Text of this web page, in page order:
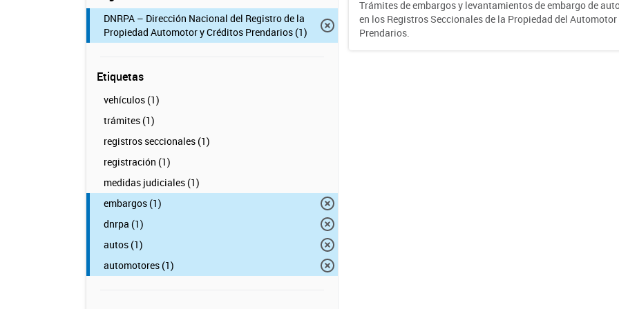
DNRPA – Dirección Nacional del Registro de la
Propiedad Automotor y Créditos Prendarios (1)
Etiquetas
vehículos (1)
trámites (1)
registros seccionales (1)
registración (1)
medidas judiciales (1)
embargos (1)
dnrpa (1)
autos (1)
automotores (1)
Trámites de embargos y levantamientos de embargo de
en los Registros Seccionales de la Propiedad del
Prendarios.